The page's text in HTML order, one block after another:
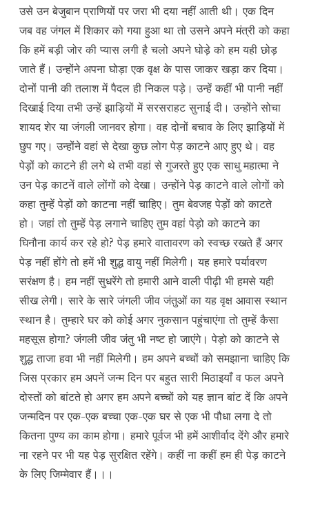
उसे उन बेजुबान प्राणियों पर जरा भी दया नहीं आती थी। एक दिन
जब वह जंगल में शिकार को गया हुआ था तो उसने अपने मंत्री को कहा
कि हमें बड़ी जोर की प्यास लगी है चलो अपने घोड़े को हम यही छोड़
जाते हैं। उन्होंने अपना घोड़ा एक वृक्ष के पास जाकर खड़ा कर दिया।
दोनों पानी की तलाश में पैदल ही निकल पड़े। उन्हें कहीं भी पानी नहीं
दिखाई दिया तभी उन्हें झाड़ियों में सरसराहट सुनाई दी। उन्होंने सोचा
शायद शेर या जंगली जानवर होगा। वह दोनों बचाव के लिए झाड़ियों में
छुप गए। उन्होंने वहां से देखा कुछ लोग पेड़ काटने आए हुए थे। वह
पेड़ों को काटने ही लगे थे तभी वहां से गुजरते हुए एक साधु महात्मा ने
उन पेड़ काटनें वाले लोंगों को देखा। उन्होंने पेड़ काटने वाले लोगों को
कहा तुम्हें पेड़ों को काटना नहीं चाहिए। तुम बेवजह पेड़ों को काटते
हो। जहां तो तुम्हें पेड़ लगाने चाहिए तुम वहां पेड़ो को काटने का
घिनौना कार्य कर रहे हो? पेड़ हमारे वातावरण को स्वच्छ रखते हैं अगर
पेड़ नहीं होंगे तो हमें भी शुद्ध वायु नहीं मिलेगी। यह हमारे पर्यावरण
सरंक्षण है। हम नहीं सुधरेंगे तो हमारी आने वाली पीढ़ी भी हमसे यही
सीख लेगी। सारे के सारे जंगली जीव जंतुओं का यह वृक्ष आवास स्थान
स्थान है। तुम्हारे घर को कोई अगर नुकसान पहुंचाएंगा तो तुम्हें कैसा
महसूस होगा? जंगली जीव जंतु भी नष्ट हो जाएंगे। पेड़ो को काटने से
शुद्ध ताजा हवा भी नहीं मिलेगी। हम अपने बच्चों को समझाना चाहिए कि
जिस प्रकार हम अपनें जन्म दिन पर बहुत सारी मिठाइयाँ व फल अपने
दोस्तों को बांटते हो अगर हम अपने बच्चों को यह ज्ञान बांट दें कि अपने
जन्मदिन पर एक-एक बच्चा एक-एक घर से एक भी पौधा लगा दे तो
कितना पुण्य का काम होगा। हमारे पूर्वज भी हमें आशीर्वाद देंगे और हमारे
ना रहने पर भी यह पेड़ सुरक्षित रहेंगे। कहीं ना कहीं हम ही पेड़ काटने
के लिए जिम्मेवार हैं।।।